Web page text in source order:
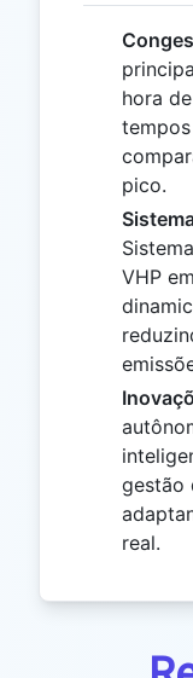
hora
pico.
VHP
gestão
real.